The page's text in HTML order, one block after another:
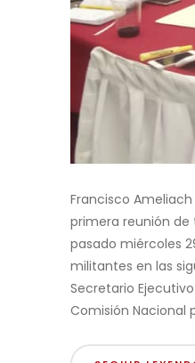
Francisco
primera reunión de
pasado miércoles
militantes en las
Secretario
Comisión Nacional